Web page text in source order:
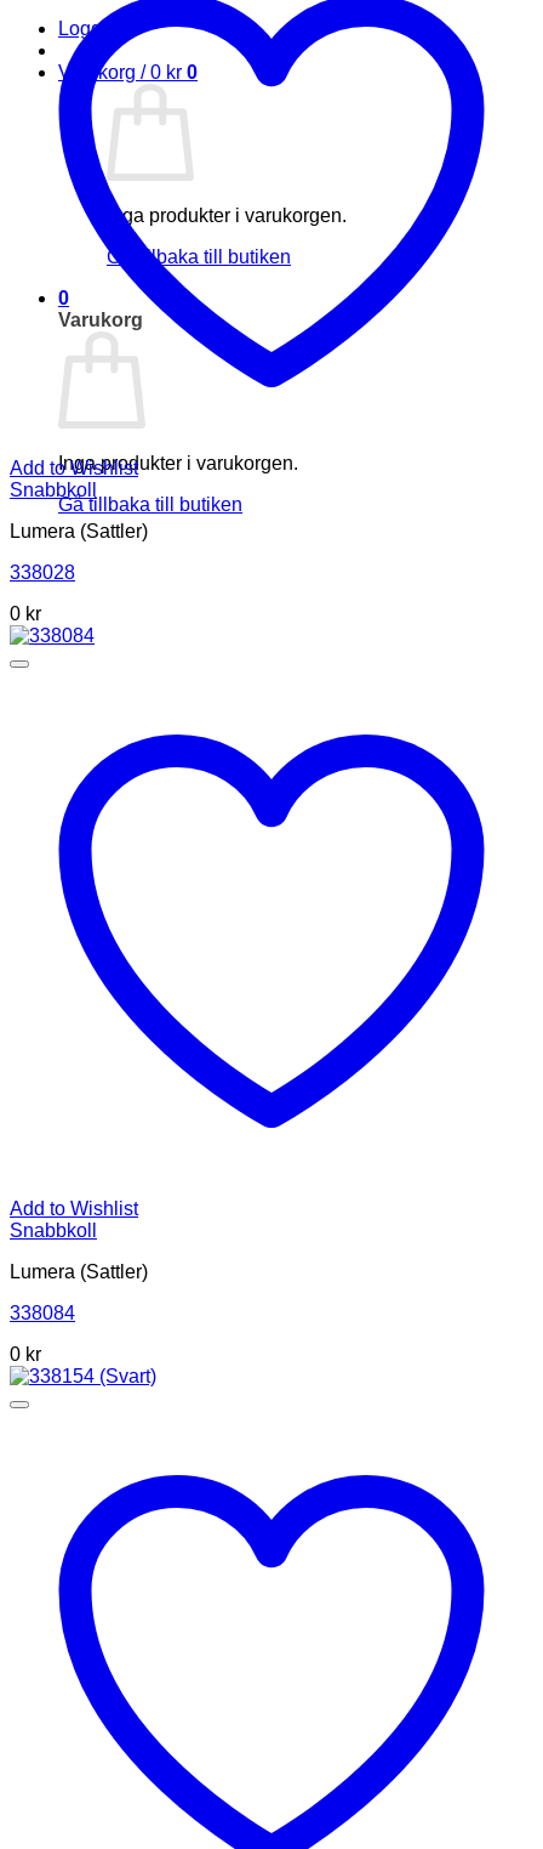
Logga in
Varukorg /0 kr 0
Inga produkter i varukorgen.
Gå tillbaka till butiken
0
Varukorg
Inga produkter i varukorgen.
Gå tillbaka till butiken
Add to Wishlist
Snabbkoll
Lumera (Sattler)
338028
0 kr
Add to Wishlist
Snabbkoll
Lumera (Sattler)
338084
0 kr